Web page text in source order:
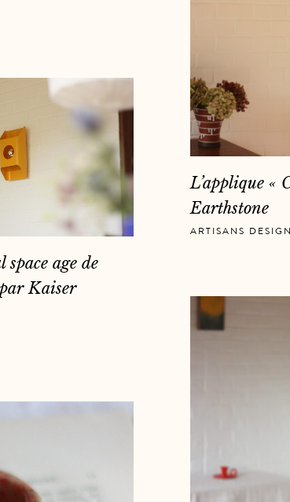
L’applique «
Earthstone
ARTISANS
age de
Kaiser